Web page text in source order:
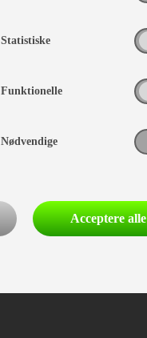
Statistiske
Funktionelle
Nødvendige
Acceptere alle